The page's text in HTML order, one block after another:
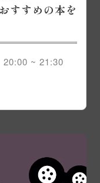
すすめの本を
20:00 ~ 21:30